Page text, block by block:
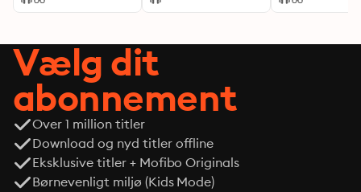
Vælg dit
abonnement
Over 1 million titler
Download og nyd titler offline
Eksklusive titler + Mofibo Originals
Børnevenligt miljø (Kids Mode)